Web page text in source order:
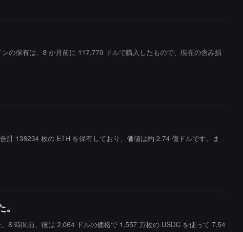
の保有は、8 か月前に 117,770 ドルで購入したもので、現在の含み損
138234 枚の ETH を保有しており、価値は約 2.74 億ドルです。ま
8 時間前、彼は 2,064 ドルの価格で 1,557 万枚の USDC を使って 7,54